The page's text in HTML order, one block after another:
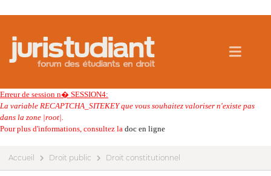
Erreur de session n� SESSION4:
La variable RECAPTCHA_SITEKEY que vous souhaitez valoriser n'existe pas
dans la zone |root|.
Pour plus d'informations, consultez la doc en ligne
Accueil Droit public Droit constitutionnel